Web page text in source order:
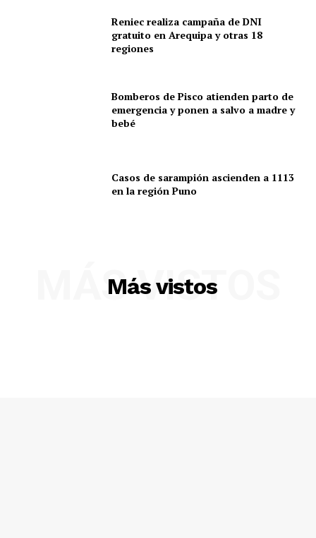
Reniec realiza campaña de DNI
gratuito en Arequipa y otras 18
regiones
Bomberos de Pisco atienden parto de
emergencia y ponen a salvo a madre y
bebé
Casos de sarampión ascienden a 1113
en la región Puno
Más vistos
MÁS VISTOS